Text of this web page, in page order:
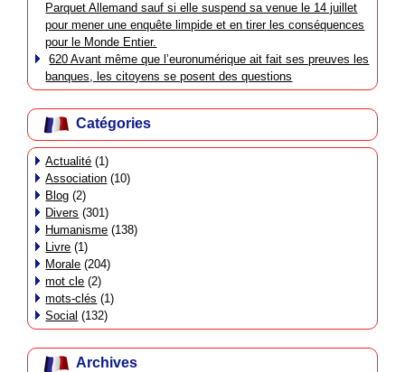
Parquet Allemand sauf si elle suspend sa venue le 14 juillet
pour mener une enquête limpide et en tirer les conséquences
pour le Monde Entier.
620 Avant même que l’euronumérique ait fait ses preuves les
banques, les citoyens se posent des questions
Catégories
Actualité (1)
Association (10)
Blog (2)
Divers (301)
Humanisme (138)
Livre (1)
Morale (204)
mot cle (2)
mots-clés (1)
Social (132)
Archives